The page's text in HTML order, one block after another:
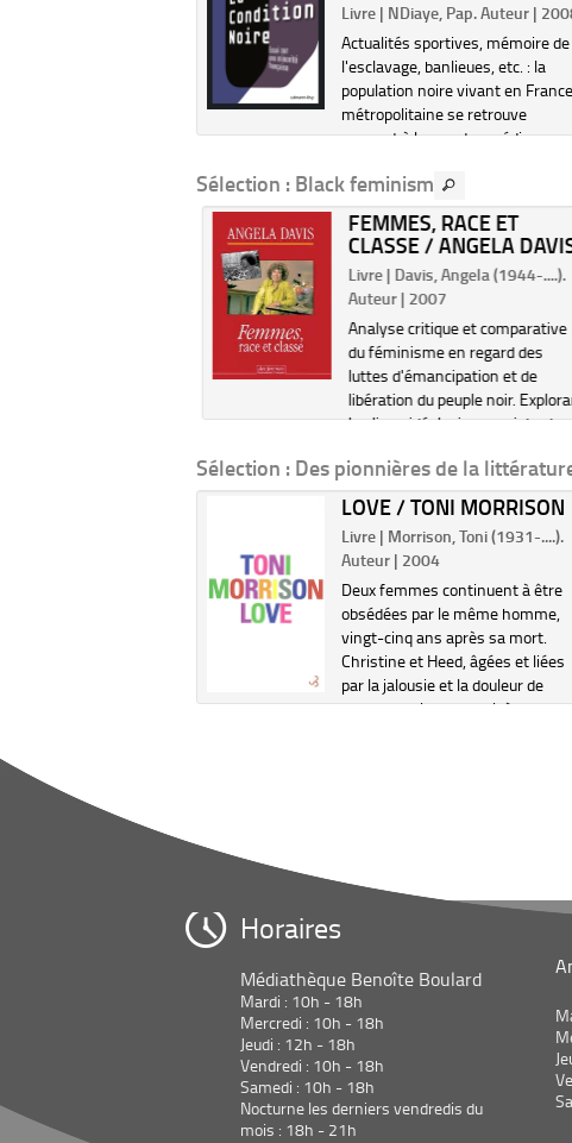
Livre | NDiaye, Pap. Auteur |
Actualités sportives, mémoire de
l'esclavage, banlieues, etc. : la
population noire vivant en France
métropolitaine se retrouve
souvent à la une des médias,
Sont abordées ici l'histoire, la
sociologi...
Sélection : Black feminism
FEMMES, RACE ET
CLASSE / ANGELA
Livre | Davis, Angela (1944-....).
Auteur | 2007
Analyse critique et comparative
du féminisme en regard des
luttes d'émancipation et de
libération du peuple noir.
les liens idéologiques existant
système des classes et la
suprématie mas...
Sélection : Des pionnières de la
LOVE / TONI MORRISON
Livre | Morrison, Toni (1931-....).
Auteur | 2004
Deux femmes continuent à être
obsédées par le même homme,
vingt-cinq ans après sa mort.
Christine et Heed, âgées et liées
par la jalousie et la douleur de
toute une vie, se considèrent
esclave, a tué son enf...
Horaires
Médiathèque Benoîte Boulard
Mardi : 10h - 18h
Mercredi : 10h - 18h
Jeudi : 12h - 18h
Vendredi : 10h - 18h
Samedi : 10h - 18h
Nocturne les derniers vendredis du
mois : 18h - 21h